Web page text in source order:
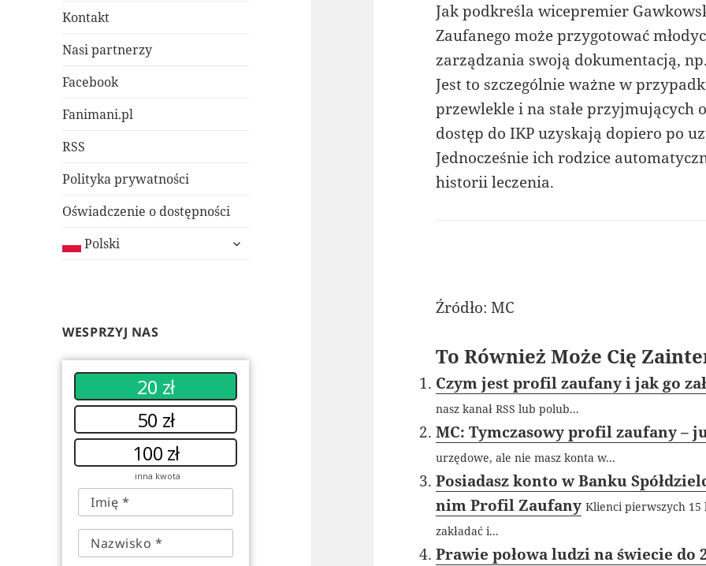
Kontakt
Nasi partnerzy
Facebook
Fanimani.pl
RSS
Polityka prywatności
Oświadczenie o dostępności
Polski
rozwiń
WESPRZYJ NAS
20 zł
50 zł
100 zł
inna kwota
Jak podkreśla wicepremier
Zaufanego może przygotować
zarządzania swoją dokumentacją,
Jest to szczególnie ważne w
przewlekle i na stałe przyjmujących
dostęp do IKP uzyskają dopiero po
Jednocześnie ich rodzice
historii leczenia.
Źródło: MC
To Również Może Cię
Czym jest profil zaufany i jak go
nasz kanał RSS lub polub...
MC: Tymczasowy profil zaufany –
urzędowe, ale nie masz konta w...
Posiadasz konto w Banku
nim Profil Zaufany Klienci pierwszych 15
zakładać i...
Prawie połowa ludzi na świecie do